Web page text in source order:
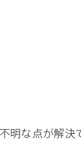
な点が解決